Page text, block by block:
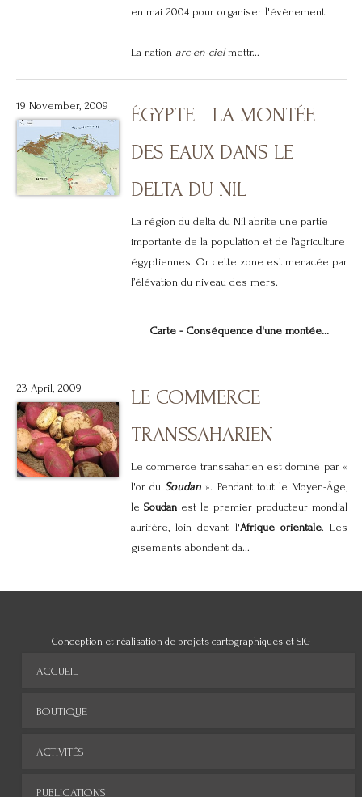
en mai 2004 pour organiser l'évènement.
La nation arc-en-cielmettr...
19 November, 2009
ÉGYPTE - LA MONTÉE
DES EAUX DANS LE
DELTA DU NIL
La région du delta du Nil abrite une partie
importante de la population et de l’agriculture
égyptiennes. Or cette zone est menacée par
l’élévation du niveau des mers.
Carte - Conséquence d'une montée...
23 April, 2009
LE COMMERCE
TRANSSAHARIEN
Le commerce transsaharien est dominé par «
l'or duSoudan ». Pendant tout le Moyen-Âge,
le Soudan est le premier producteur mondial
aurifère, loin devant l'Afrique orientale. Les
gisements abondent da...
Conception et réalisation de projets cartographiques et SIG
ACCUEIL
BOUTIQUE
ACTIVITÉS
PUBLICATIONS